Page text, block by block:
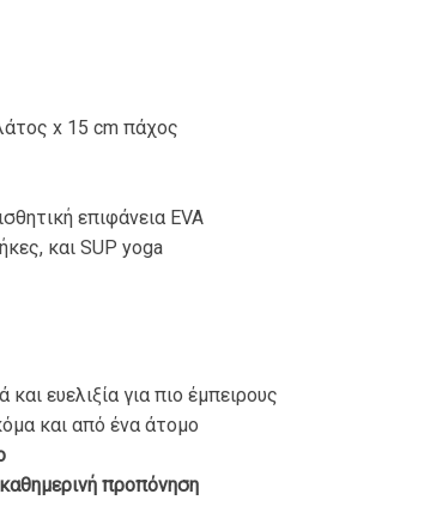
x 15 cm πάχος
επιφάνεια EVA
και SUP yoga
και ευελιξία για πιο έμπειρους
και από ένα άτομο
προπόνηση